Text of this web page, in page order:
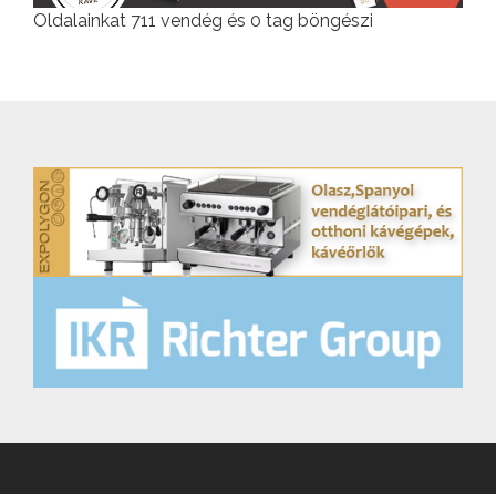
Oldalainkat 711 vendég és 0 tag böngészi